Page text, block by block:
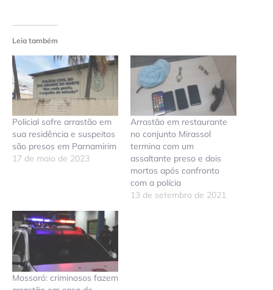
Leia também
Policial sofre arrastão em
sua residência e suspeitos
são presos em Parnamirim
17 de maio de 2023
Arrastão em restaurante
no conjunto Mirassol
termina com um
assaltante preso e dois
mortos após confronto
com a polícia
13 de setembro de 2021
Mossoró: criminosos fazem